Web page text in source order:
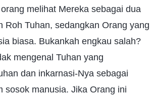
melihat Mereka sebagai dua
Roh Tuhan, sedangkan Orang yang
biasa. Bukankah engkau salah?
mengenal Tuhan yang
dan inkarnasi-Nya sebagai
sosok manusia. Jika Orang ini